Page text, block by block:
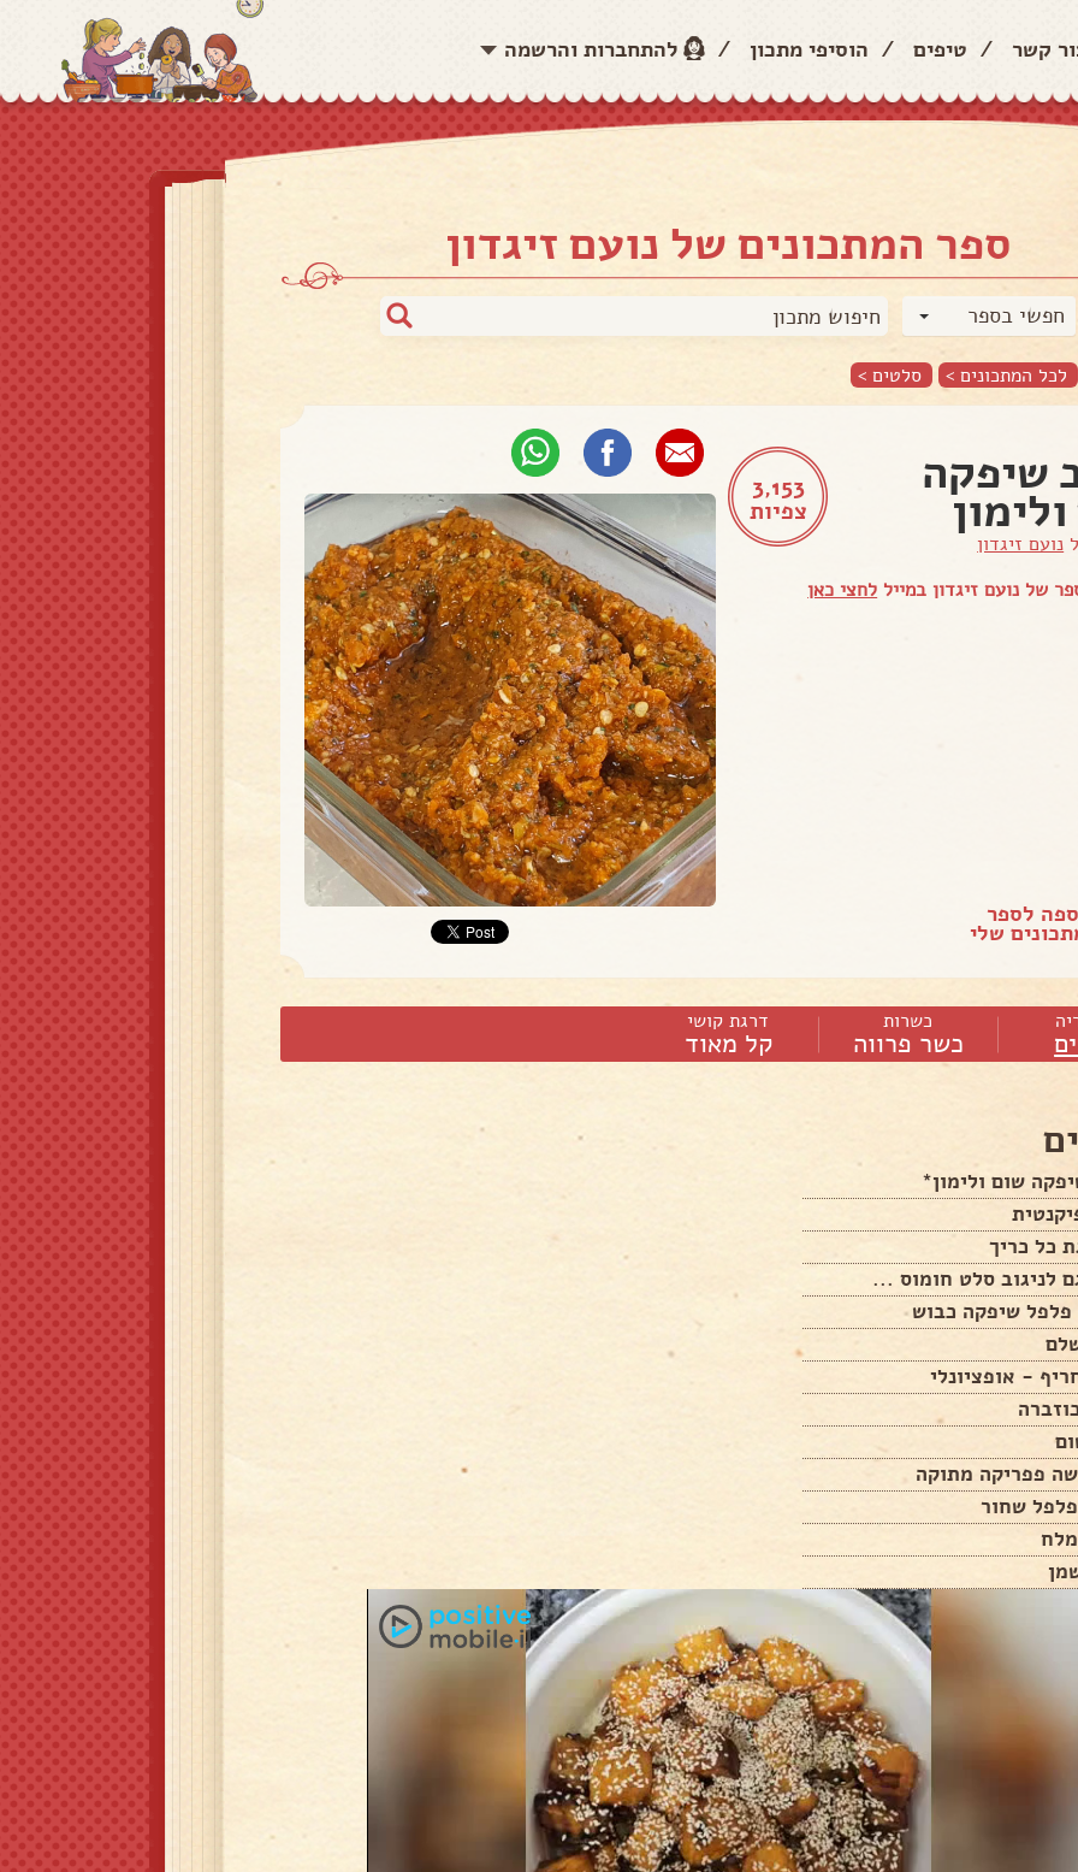
קשר / טיפים / הוסיפי מתכון / להתחברות והרשמה
ספר המתכונים של נועם זיגדון
חפשי בספר
לכל המתכונים > סלטים >
3,153
צפיות
שיפקה
נועם זיגדון
של נועם זיגדון במייל לחצי כאן
לספר
שלי
כשרות
כשר פרווה
דרגת קושי
קל מאוד
שום ולימון*
כל כריך
לניגוב סלט חומוס ...
שחור